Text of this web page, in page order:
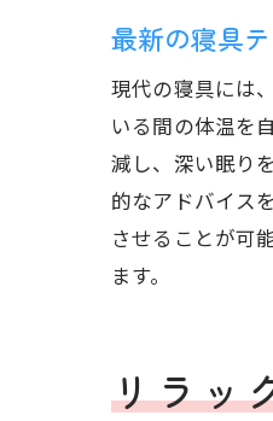
最新の寝具
現代の寝具には
いる間の体温を
減し、深い眠り
的なアドバイス
させることが可
ます。
リラッ